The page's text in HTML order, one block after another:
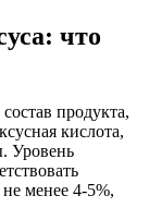
что
продукта,
кислота,
Уровень
менее 4-5%,